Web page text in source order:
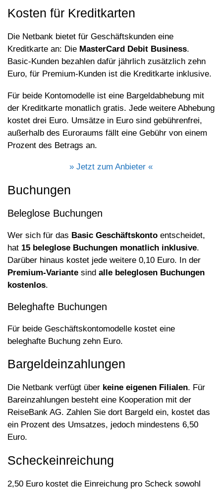
Kosten für Kreditkarten
Die Netbank bietet für Geschäftskunden eine
Kreditkarte an: Die MasterCard Debit Business.
Basic-Kunden bezahlen dafür jährlich zusätzlich zehn
Euro, für Premium-Kunden ist die Kreditkarte inklusive.
Für beide Kontomodelle ist eine Bargeldabhebung mit
der Kreditkarte monatlich gratis. Jede weitere Abhebung
kostet drei Euro. Umsätze in Euro sind gebührenfrei,
außerhalb des Euroraums fällt eine Gebühr von einem
Prozent des Betrags an.
» Jetzt zum Anbieter «
Buchungen
Beleglose Buchungen
Wer sich für das Basic Geschäftskonto entscheidet,
hat 15 beleglose Buchungen monatlich inklusive.
Darüber hinaus kostet jede weitere 0,10 Euro. In der
Premium-Variante sind alle beleglosen Buchungen
kostenlos.
Beleghafte Buchungen
Für beide Geschäftskontomodelle kostet eine
beleghafte Buchung zehn Euro.
Bargeldeinzahlungen
Die Netbank verfügt über keine eigenen Filialen. Für
Bareinzahlungen besteht eine Kooperation mit der
ReiseBank AG. Zahlen Sie dort Bargeld ein, kostet das
ein Prozent des Umsatzes, jedoch mindestens 6,50
Euro.
Scheckeinreichung
2,50 Euro kostet die Einreichung pro Scheck sowohl